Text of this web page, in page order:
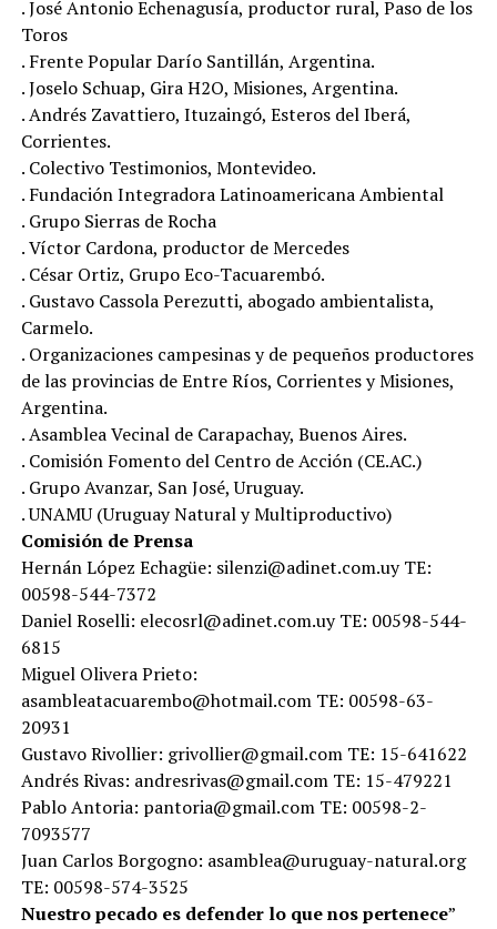
. José Antonio Echenagusía, productor rural, Paso de los
Toros
. Frente Popular Darío Santillán, Argentina.
. Joselo Schuap, Gira H2O, Misiones, Argentina.
. Andrés Zavattiero, Ituzaingó, Esteros del Iberá,
Corrientes.
. Colectivo Testimonios, Montevideo.
. Fundación Integradora Latinoamericana Ambiental
. Grupo Sierras de Rocha
. Víctor Cardona, productor de Mercedes
. César Ortiz, Grupo Eco-Tacuarembó.
. Gustavo Cassola Perezutti, abogado ambientalista,
Carmelo.
. Organizaciones campesinas y de pequeños productores
de las provincias de Entre Ríos, Corrientes y Misiones,
Argentina.
. Asamblea Vecinal de Carapachay, Buenos Aires.
. Comisión Fomento del Centro de Acción (CE.AC.)
. Grupo Avanzar, San José, Uruguay.
. UNAMU (Uruguay Natural y Multiproductivo)
Comisión de Prensa
Hernán López Echagüe: silenzi@adinet.com.uy TE:
00598-544-7372
Daniel Roselli: elecosrl@adinet.com.uy TE: 00598-544-
6815
Miguel Olivera Prieto:
asambleatacuarembo@hotmail.com TE: 00598-63-
20931
Gustavo Rivollier: grivollier@gmail.com TE: 15-641622
Andrés Rivas: andresrivas@gmail.com TE: 15-479221
Pablo Antoria: pantoria@gmail.com TE: 00598-2-
7093577
Juan Carlos Borgogno: asamblea@uruguay-natural.org
TE: 00598-574-3525
Nuestro pecado es defender lo que nos pertenece”